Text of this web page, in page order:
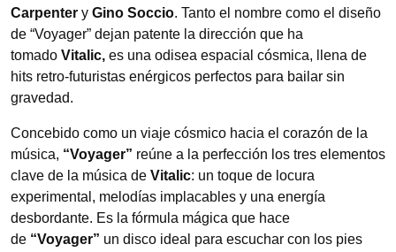
Carpenter y Gino Soccio. Tanto el nombre como el diseño
de “Voyager” dejan patente la dirección que ha
tomado Vitalic, es una odisea espacial cósmica, llena de
hits retro-futuristas enérgicos perfectos para bailar sin
gravedad.
Concebido como un viaje cósmico hacia el corazón de la
música, “Voyager” reúne a la perfección los tres elementos
clave de la música de Vitalic: un toque de locura
experimental, melodías implacables y una energía
desbordante. Es la fórmula mágica que hace
de “Voyager” un disco ideal para escuchar con los pies